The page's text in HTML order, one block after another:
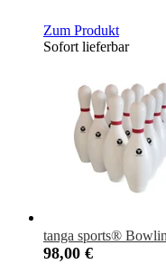
Zum Produkt
Sofort lieferbar
tanga sports®
98,00 €